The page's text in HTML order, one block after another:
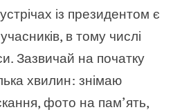
із президентом є
в тому числі
Зазвичай на початку
хвилин: знімаю
фото на пам’ять,